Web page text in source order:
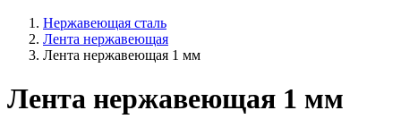
Нержавеющая сталь
Лента нержавеющая
Лента нержавеющая 1 мм
Лента нержавеющая 1 мм